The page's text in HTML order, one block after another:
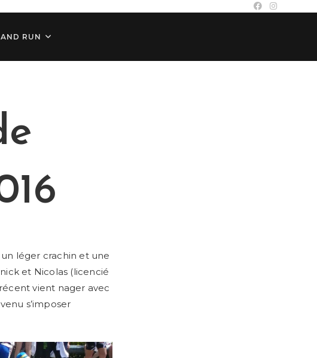
RUN
un léger crachin et une
et Nicolas (licencié
vient nager avec
s’imposer